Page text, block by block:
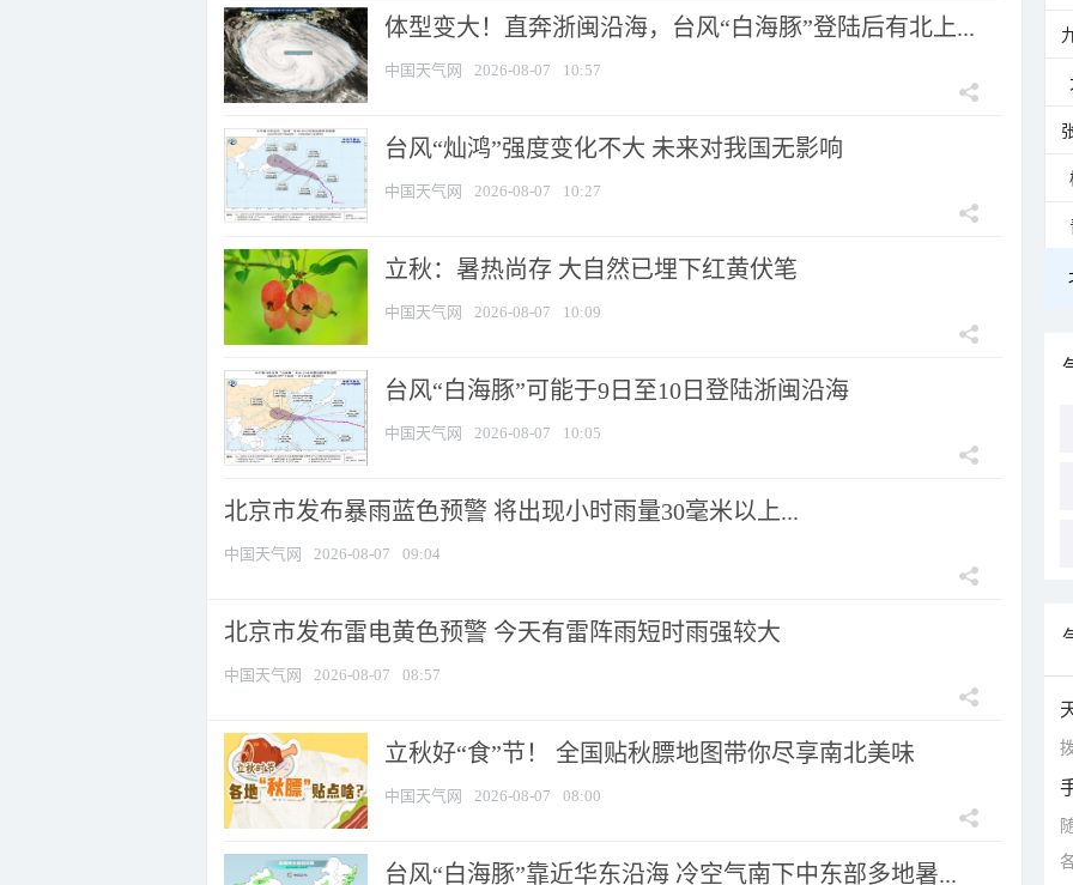
体型变大！直奔浙闽沿海，台风“白海豚”登陆后有北上...
中国天气网 2026-08-07 10:57
台风“灿鸿”强度变化不大 未来对我国无影响
中国天气网 2026-08-07 10:27
立秋：暑热尚存 大自然已埋下红黄伏笔
中国天气网 2026-08-07 10:09
台风“白海豚”可能于9日至10日登陆浙闽沿海
中国天气网 2026-08-07 10:05
北京市发布暴雨蓝色预警 将出现小时雨量30毫米以上...
中国天气网 2026-08-07 09:04
北京市发布雷电黄色预警 今天有雷阵雨短时雨强较大
中国天气网 2026-08-07 08:57
立秋好“食”节！ 全国贴秋膘地图带你尽享南北美味
中国天气网 2026-08-07 08:00
台风“白海豚”靠近华东沿海 冷空气南下中东部多地暑...